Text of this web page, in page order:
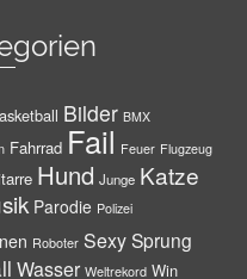
Bilder BMX
Fahrrad Fail Feuer Flugzeug
Hund Junge Katze
Parodie Polizei
Roboter SexySprung
Wasser Weltrekord Win